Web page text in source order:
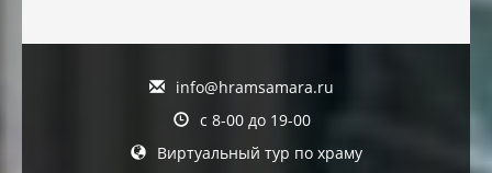
info@hramsamara.ru
с 8-00 до 19-00
Виртуальный тур по храму